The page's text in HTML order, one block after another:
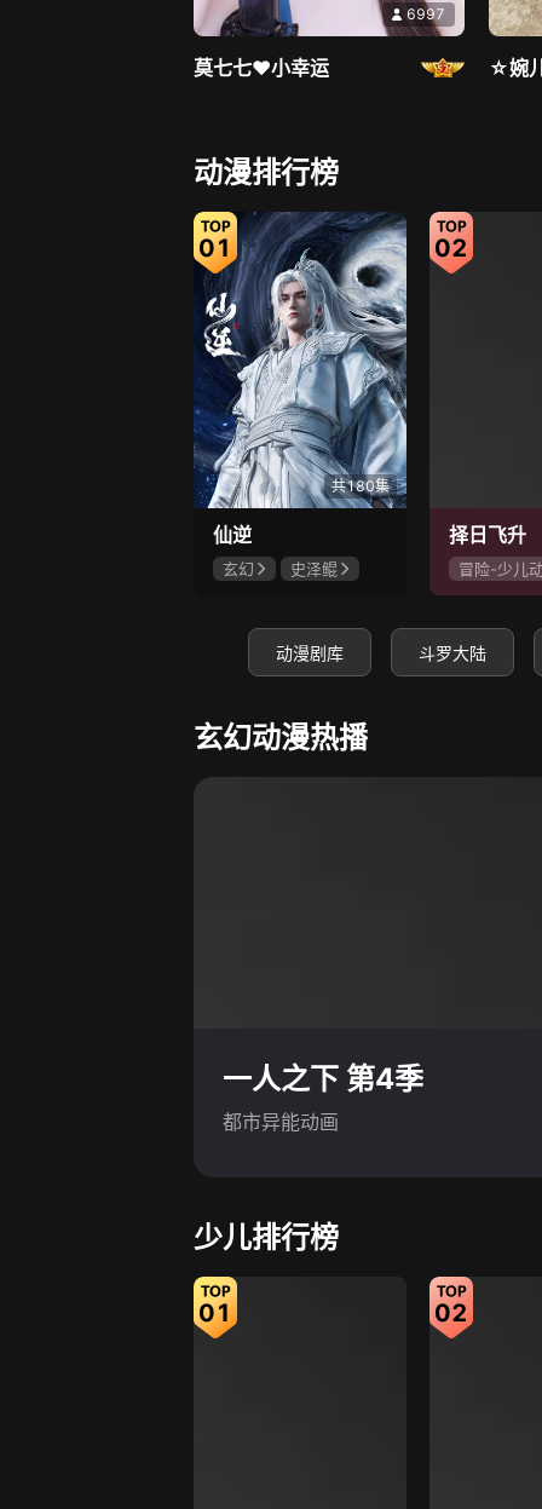
6997
莫七七♥小幸运 ☆婉
小莱宝宝
动漫排行榜
01
共180集
仙逆
玄幻
史泽鲲
02
择日飞升
冒险-少儿
神怪
动漫剧库 斗罗大陆
玄幻动漫热播
一人之下 第4季
都市异能动画
少儿排行榜
01 02